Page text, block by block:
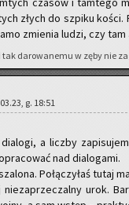
złych do szpi­ku
zmie­nia ludzi, czy
tak da­ro­wa­ne­mu w zęby nie
g. 18:51
a licz­by
nad dia­lo­ga­mi.
Po­łą­czy­łaś tutaj
urok.